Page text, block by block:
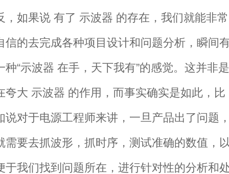
，如果说 有了 示波器 的存在，我们就能非常
信的去完成各种项目设计和问题分析，瞬间
种“示波器 在手，天下我有”的感觉。这并非是
夸大 示波器 的作用，而事实确实是如此，比
说对于电源工程师来讲，一旦产品出了问题，
需要去抓波形，抓时序，测试准确的数值，
于我们找到问题所在，进行针对性的分析和处